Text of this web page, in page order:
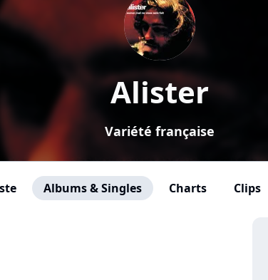
Alister
Variété française
Albums & Singles Charts Clips